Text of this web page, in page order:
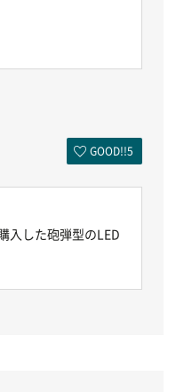
入した砲弾型のLED
GOOD!!5